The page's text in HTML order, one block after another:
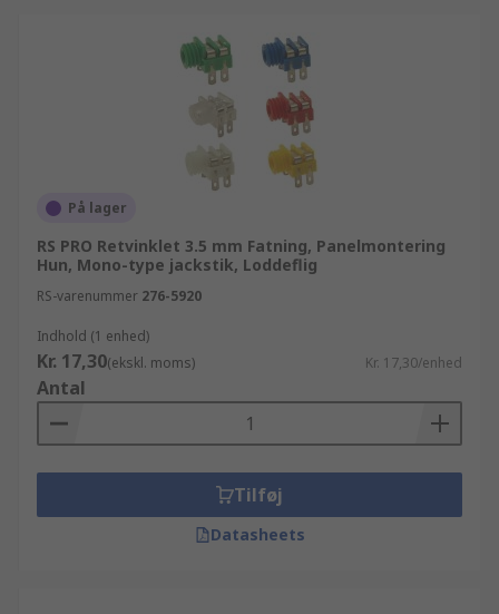
På lager
RS PRO Retvinklet 3.5 mm Fatning, Panelmontering
Hun, Mono-type jackstik, Loddeflig
RS-varenummer 276-5920
Indhold (1 enhed)
Kr. 17,30(ekskl. moms) Kr. 17,30/enhed
Antal
Tilføj
Datasheets